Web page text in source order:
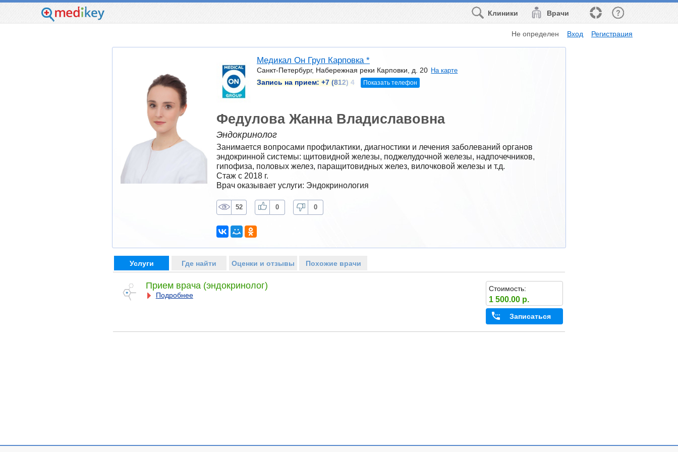
Врачи
Клиники
Не определен Вход Регистрация
Медикал Он Груп Карповка *
Санкт-Петербург, Набережная реки Карповки, д. 20 На карте
Запись на прием: +7 (812) 4 Показать телефон
Федулова Жанна Владиславовна
Эндокринолог
Занимается вопросами профилактики, диагностики и лечения заболеваний органов
эндокринной системы: щитовидной железы, поджелудочной железы, надпочечников,
гипофиза, половых желез, паращитовидных желез, вилочковой железы и т.д.
Стаж с 2018 г.
Врач оказывает услуги: Эндокринология
52 0 0
Услуги Где найти Оценки и отзывы Похожие врачи
Прием врача (эндокринолог)
Подробнее
Стоимость:
1 500.00 р.
Записаться